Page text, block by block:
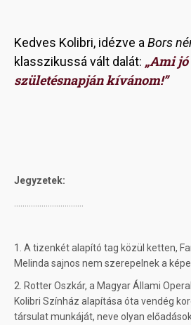
Kedves Kolibri, idézve a Bors
klasszikussá vált dalát: „Ami
születésnapján kívánom!”
Jegyzetek:
1. A tizenkét alapító tag közül ketten,
Melinda sajnos nem szerepelnek a
2. Rotter Oszkár, a Magyar Állami
Kolibri Színház alapítása óta vendég
társulat munkáját, neve olyan